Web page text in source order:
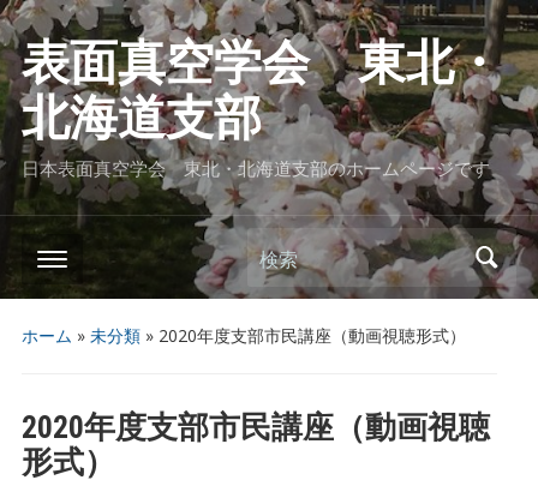
表面真空学会 東北・
北海道支部
日本表面真空学会 東北・北海道支部のホームページです
検索
ホーム » 未分類» 2020年度支部市民講座（動画視聴形式）
2020年度支部市民講座（動画視聴
形式）